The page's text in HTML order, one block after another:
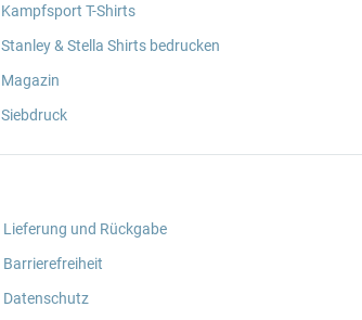
Kampfsport T-Shirts
Stanley & Stella Shirts bedrucken
Magazin
Siebdruck
Lieferung und Rückgabe
Barrierefreiheit
Datenschutz